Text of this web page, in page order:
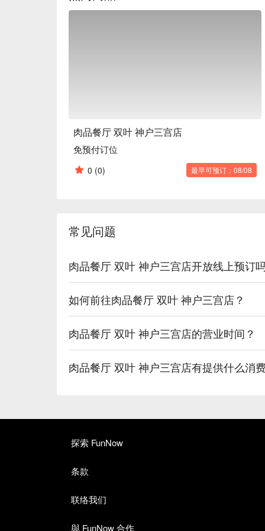
肉品餐厅 双叶 神户三宫店
免预付订位
0 (0) 最早可预订：08/08
常见问题
肉品餐厅 双叶 神户三宫店开放线上预订
如何前往肉品餐厅 双叶 神户三宫店？
肉品餐厅 双叶 神户三宫店的营业时间？
肉品餐厅 双叶 神户三宫店有提供什么消
探索 FunNow
条款
联络我们
與 FunNow 合作